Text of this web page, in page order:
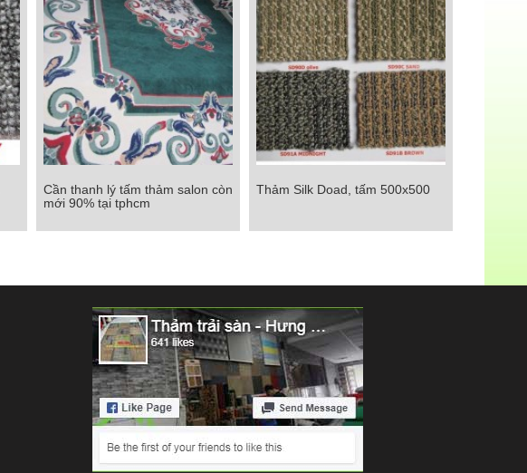
Cần thanh lý tấm thảm salon còn
mới 90% tại tphcm
Cần thanh lý tấm thảm salon còn
mới 90% tại tphcm
Thảm Silk Doad, tấm 500x500
Thảm Silk Doad, tấm 500x500